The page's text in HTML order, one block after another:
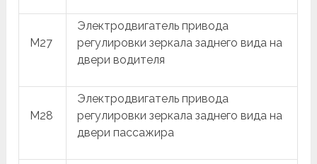
M27
Электродвигатель привода
регулировки зеркала заднего вида на
двери водителя
M28
Электродвигатель привода
регулировки зеркала заднего вида на
двери пассажира